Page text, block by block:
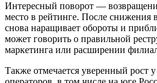
Интересный поворот —
место в рейтинге. После снижения
снова наращивает обороты и
может говорить о правильной
маркетинга или расширении
Также отмечается уверенный рост